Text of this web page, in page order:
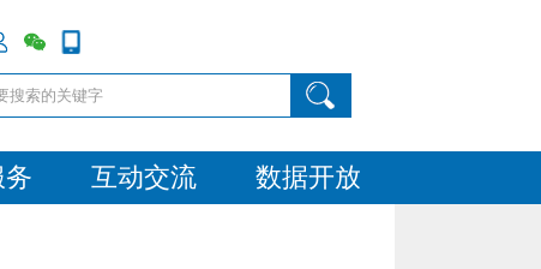
互动交流 数据开放